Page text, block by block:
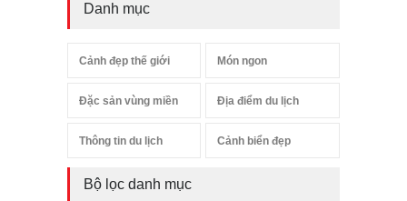
Danh mục
Cảnh đẹp thế giới Món ngon
Đặc sản vùng miền Địa điểm du lịch
Thông tin du lịch Cảnh biển đẹp
Bộ lọc danh mục